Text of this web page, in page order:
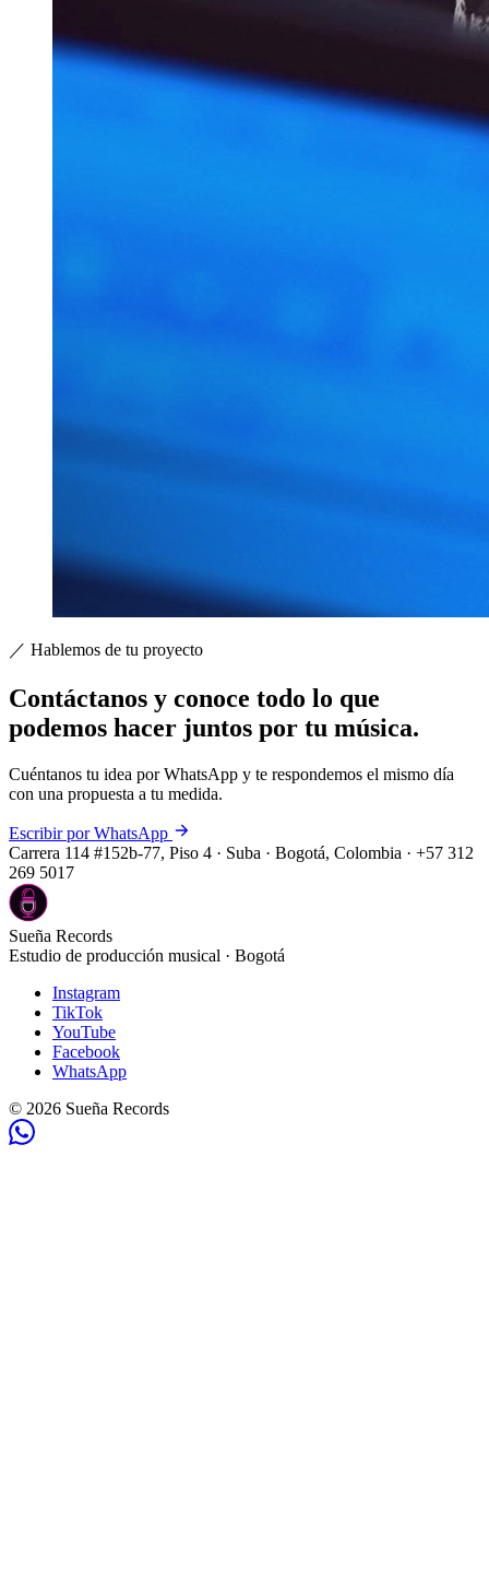
／ Hablemos de tu proyecto
Contáctanos y conoce todo lo que
podemos hacer juntos por tu música.
Cuéntanos tu idea por WhatsApp y te respondemos el mismo día
con una propuesta a tu medida.
Escribir por WhatsApp
Carrera 114 #152b-77, Piso 4 · Suba · Bogotá, Colombia · +57 312
269 5017
Sueña Records
Estudio de producción musical · Bogotá
Instagram
TikTok
YouTube
Facebook
WhatsApp
© 2026 Sueña Records